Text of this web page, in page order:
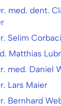
med. dent.
Selim
Matthias
med. Daniel
Lars Maier
Bernhard